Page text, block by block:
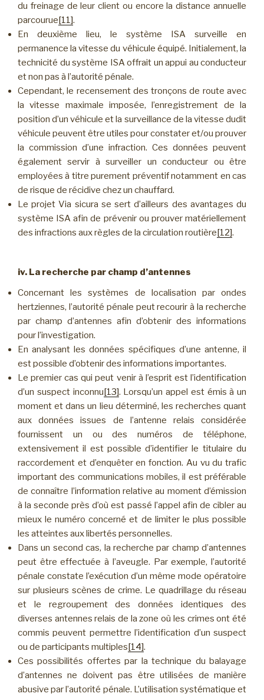
du freinage de leur client ou encore la distance annuelle
parcourue [11].
En deuxième lieu, le système ISA surveille en
permanence la vitesse du véhicule équipé. Initialement, la
technicité du système ISA offrait un appui au conducteur
et non pas à l’autorité pénale.
Cependant, le recensement des tronçons de route avec
la vitesse maximale imposée, l’enregistrement de la
position d’un véhicule et la surveillance de la vitesse dudit
véhicule peuvent être utiles pour constater et/ou prouver
la commission d’une infraction. Ces données peuvent
également servir à surveiller un conducteur ou être
employées à titre purement préventif notamment en cas
de risque de récidive chez un chauffard.
Le projet Via sicura se sert d’ailleurs des avantages du
système ISA afin de prévenir ou prouver matériellement
des infractions aux règles de la circulation routière [12].
iv. La recherche par champ d’antennes
Concernant les systèmes de localisation par ondes
hertziennes, l’autorité pénale peut recourir à la recherche
par champ d’antennes afin d’obtenir des informations
pour l’investigation.
En analysant les données spécifiques d’une antenne, il
est possible d’obtenir des informations importantes.
Le premier cas qui peut venir à l’esprit est l’identification
d’un suspect inconnu[13]. Lorsqu’un appel est émis à un
moment et dans un lieu déterminé, les recherches quant
aux données issues de l’antenne relais considérée
fournissent un ou des numéros de téléphone,
extensivement il est possible d’identifier le titulaire du
raccordement et d’enquêter en fonction. Au vu du trafic
important des communications mobiles, il est préférable
de connaître l’information relative au moment d’émission
à la seconde près d’où est passé l’appel afin de cibler au
mieux le numéro concerné et de limiter le plus possible
les atteintes aux libertés personnelles.
Dans un second cas, la recherche par champ d’antennes
peut être effectuée à l’aveugle. Par exemple, l’autorité
pénale constate l’exécution d’un même mode opératoire
sur plusieurs scènes de crime. Le quadrillage du réseau
et le regroupement des données identiques des
diverses antennes relais de la zone où les crimes ont été
commis peuvent permettre l’identification d’un suspect
ou de participants multiples[14].
Ces possibilités offertes par la technique du balayage
d’antennes ne doivent pas être utilisées de manière
abusive par l’autorité pénale. L’utilisation systématique et